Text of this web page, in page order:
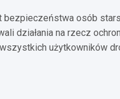
bezpieczeństwa osób
działania na rzecz
użytkowników